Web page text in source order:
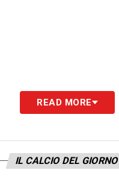
READ MORE
IL CALCIO DEL GIORNO